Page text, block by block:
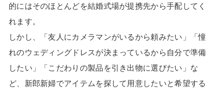
的にはそのほとんどを結婚式場が提携先から手配してく
れます。
しかし、「友人にカメラマンがいるから頼みたい」「憧
れのウェディングドレスが決まっているから自分で準備
したい」「こだわりの製品を引き出物に選びたい」な
ど、新郎新婦でアイテムを探して用意したいと希望する